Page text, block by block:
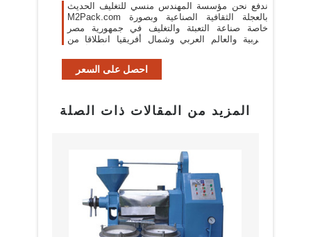
ندفع نحن مؤسسة المهندس منسي للتغليف الحديث
M2Pack.com بالعجلة الثقافية الصناعية وبصورة
خاصة صناعة التعبئة والتغليف في جمهورية مصر
العربية والعالم العربي وشمال أفريقيا انطلاقا من
احصل على السعر
المزيد من المقالات ذات الصلة